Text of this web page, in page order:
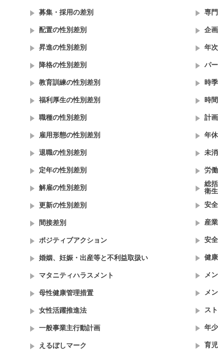
募集・採用の差別
配置の性別差別
昇進の性別差別
降格の性別差別
教育訓練の性別差別
福利厚生の性別差別
職種の性別差別
雇用形態の性別差別
退職の性別差別
定年の性別差別
解雇の性別差別
更新の性別差別
間接差別
ポジティブアクション
婚姻、妊娠・出産等と不利益取扱い
マタニティハラスメント
母性健康管理措置
女性活躍推進法
一般事業主行動計画
えるぼしマーク
専
企
年
パ
時
時
計
年
未
労
総
衛
安
産
安
健
メ
メ
ス
年
育